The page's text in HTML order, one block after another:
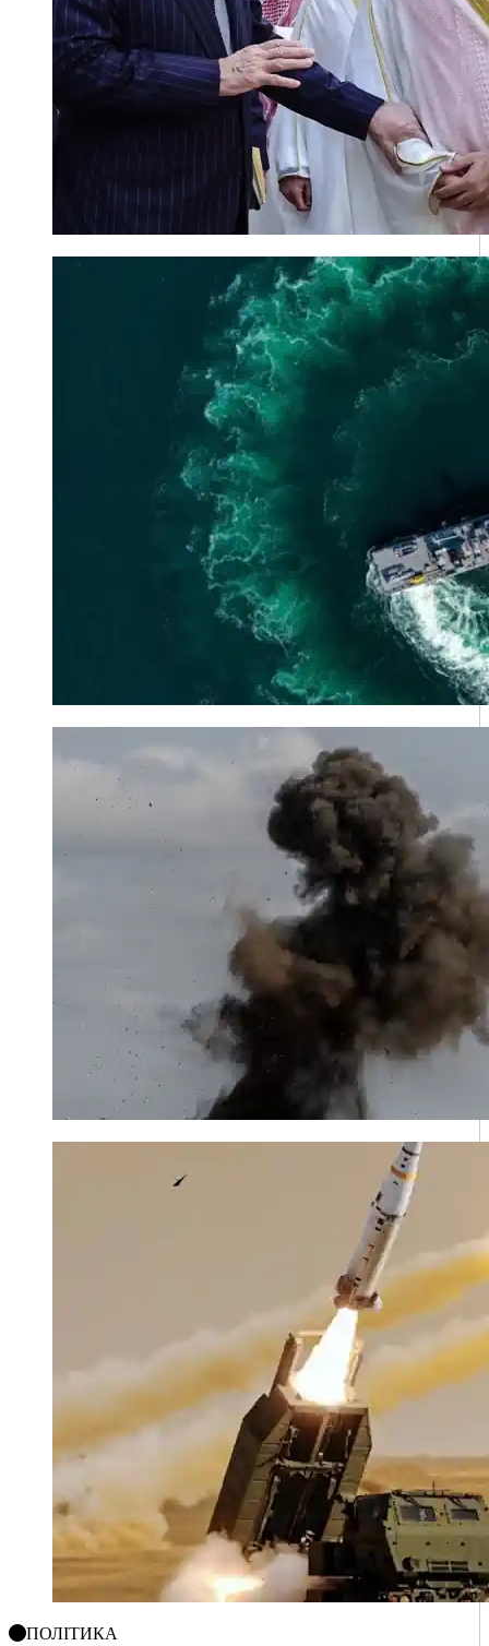
ПОЛІТИКА